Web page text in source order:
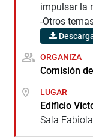
impulsar la
-Otros
ORGANIZA
Comisión
LUGAR
Edificio
Sala